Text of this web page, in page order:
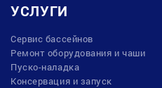
УСЛУГИ
Сервис бассейнов
Ремонт оборудования и чаши
Пуско-наладка
Консервация и запуск